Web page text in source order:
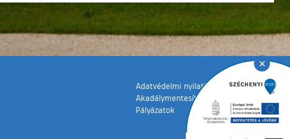
Adatvédelmi nyilatkozat
Akadálymentesítési nyilatkozat
Pályázatok
✕